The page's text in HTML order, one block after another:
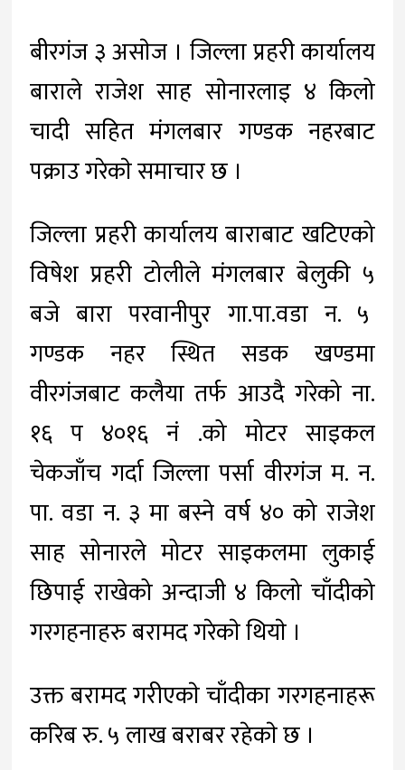
बीरगंज ३ असाेज । जिल्ला प्रहरी कार्यालय
बाराले राजेश साह साेनारलाइ ४ किलो
चादी सहित मंगलबार गण्डक नहरबाट
पक्राउ गरेकाे समाचार छ ।
जिल्ला प्रहरी कार्यालय बाराबाट खटिएको
विषेश प्रहरी टोलीले मंगलबार बेलुकी ५
बजे बारा परवानीपुर गा.पा.वडा न. ५
गण्डक नहर स्थित सडक खण्डमा
वीरगंजबाट कलैया तर्फ आउदै गरेको ना.
१६ प ४०१६ नं .को मोटर साइकल
चेकजाँच गर्दा जिल्ला पर्सा वीरगंज म. न.
पा. वडा न. ३ मा बस्ने वर्ष ४० को राजेश
साह सोनारले मोटर साइकलमा लुकाई
छिपाई राखेको अन्दाजी ४ किलो चाँदीको
गरगहनाहरु बरामद गरेकाे थियाे ।
उक्त बरामद गरीएकाे चाँदीका गरगहनाहरू
करिब रु. ५ लाख बराबर रहेकाे छ ।